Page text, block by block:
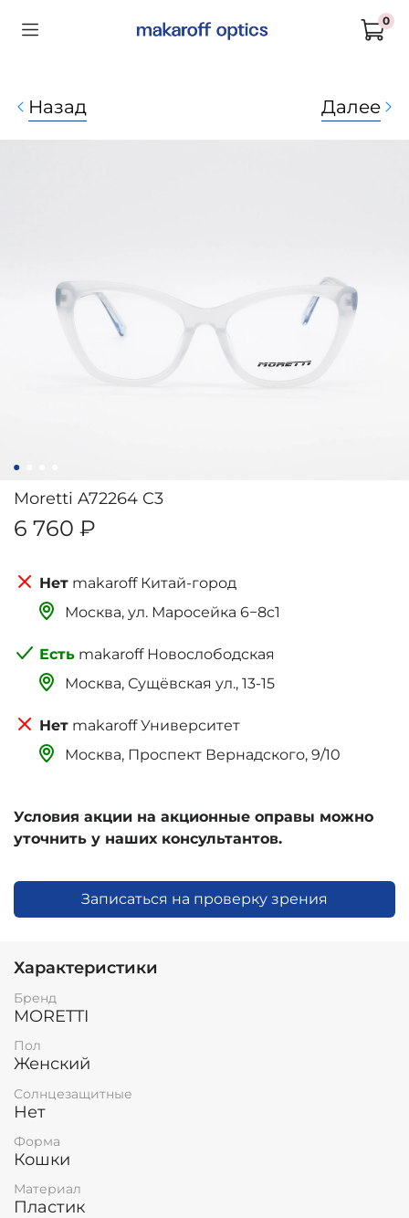
0
Назад Далее
Moretti A72264 C3
6 760 ₽
makaroff Китай-город
Москва, ‌‌‌‌ул. Маросейка 6−8с1
makaroff Новослободская
Москва, Сущёвская ул., 13-15
makaroff Университет
Москва, Проспект Вернадского, 9/10
Условия акции на акционные оправы можно
уточнить у наших консультантов.
Записаться на проверку зрения
Характеристики
Бренд
MORETTI
Пол
Женский
Солнцезащитные
Нет
Форма
Кошки
Материал
Пластик